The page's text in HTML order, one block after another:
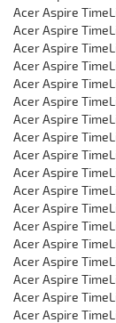
Acer Aspire
Acer Aspire
Acer Aspire
Acer Aspire
Acer Aspire
Acer Aspire
Acer Aspire
Acer Aspire
Acer Aspire
Acer Aspire
Acer Aspire
Acer Aspire
Acer Aspire
Acer Aspire
Acer Aspire
Acer Aspire
Acer Aspire
Acer Aspire